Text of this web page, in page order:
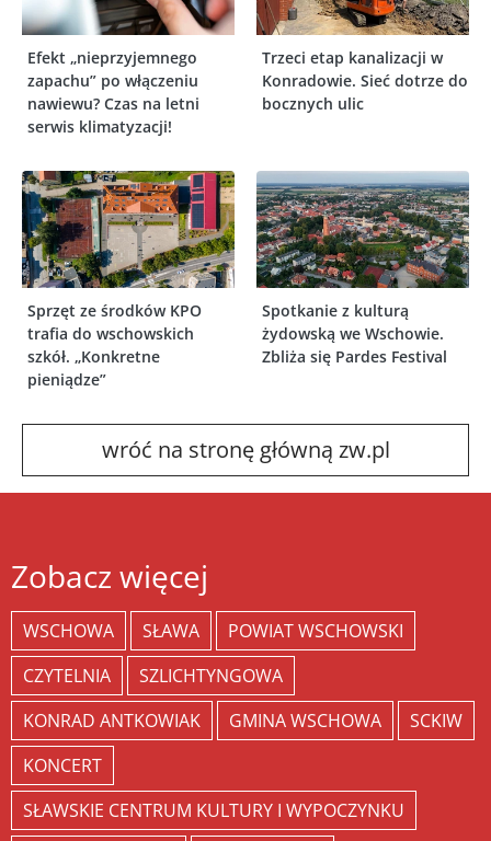
Efekt „nieprzyjemnego
zapachu” po włączeniu
nawiewu? Czas na letni
serwis klimatyzacji!
Trzeci etap kanalizacji w
Konradowie. Sieć dotrze do
bocznych ulic
Sprzęt ze środków KPO
trafia do wschowskich
szkół. „Konkretne
pieniądze”
Spotkanie z kulturą
żydowską we Wschowie.
Zbliża się Pardes Festival
wróć na stronę główną zw.pl
Zobacz więcej
WSCHOWA SŁAWA
POWIAT WSCHOWSKI
CZYTELNIA
SZLICHTYNGOWA
KONRAD ANTKOWIAK
GMINA WSCHOWA
SCKIW
KONCERT
SŁAWSKIE CENTRUM KULTURY I WYPOCZYNKU